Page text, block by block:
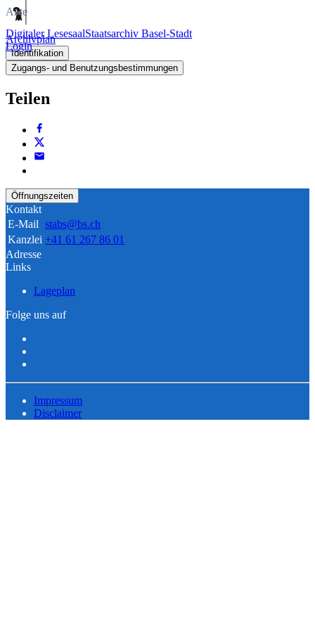
Digitaler LesesaalStaatsarchiv Basel-Stadt
Login
Akte
Archivplan
Identifikation
Zugangs- und Benutzungsbestimmungen
Teilen
Öffnungszeiten
Kontakt
E-Mail stabs@bs.ch
Kanzlei +41 61 267 86 01
Adresse
Links
Lageplan
Folge uns auf
Impressum
Disclaimer